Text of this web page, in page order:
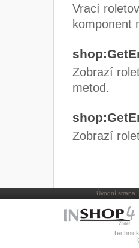
Vrací
komponent
Zobrazí
metod.
Zobrazí
Úvodní strana